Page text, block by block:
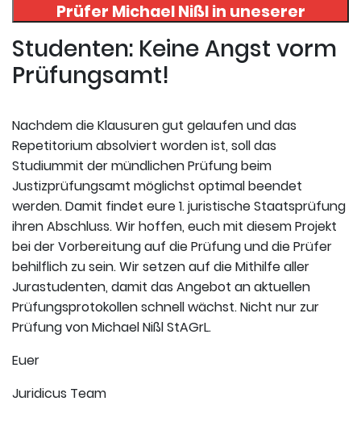
Prüfer Michael Nißlin uneserer
Datenbank finden. Hier
registrieren und die Protokolle
abrufen.
Studenten: Keine Angst vorm
Prüfungsamt!
Nachdem die Klausuren gut gelaufen und das
Repetitorium absolviert worden ist, soll das
Studiummit der mündlichen Prüfung beim
Justizprüfungsamt möglichst optimal beendet
werden. Damit findet eure 1. juristische Staatsprüfung
ihren Abschluss. Wir hoffen, euch mit diesem Projekt
bei der Vorbereitung auf die Prüfung und die Prüfer
behilflich zu sein. Wir setzen auf die Mithilfe aller
Jurastudenten, damit das Angebot an aktuellen
Prüfungsprotokollen schnell wächst. Nicht nur zur
Prüfung von Michael Nißl StAGrL.
Euer
Juridicus Team